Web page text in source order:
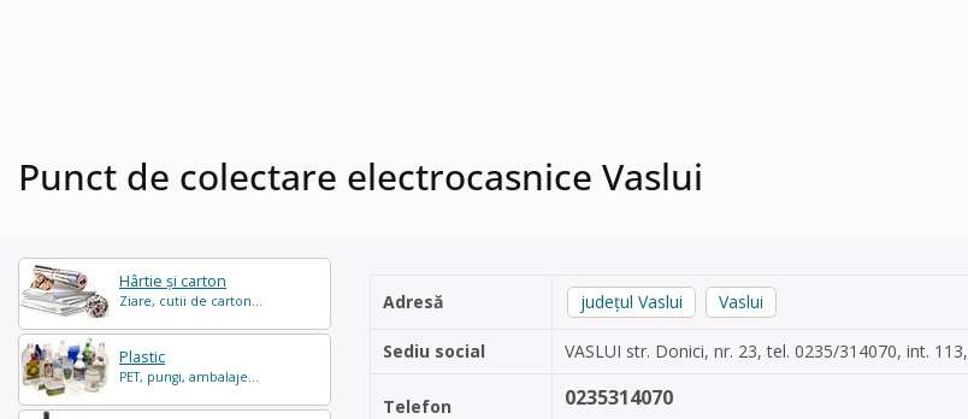
Punct de colectare electrocasnice Vaslui
Hârtie și carton
Ziare, cutii de carton...
Plastic
PET, pungi, ambalaje...
Adresă județul Vaslui Vaslui
Sediu social VASLUI str. Donici, nr. 23, tel. 0235/314070, int. 113,
Telefon 0235314070